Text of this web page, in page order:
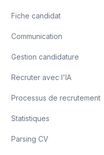
Fiche candidat
Communication
Gestion candidature
Recruter avec l'IA
Processus de recrutement
Statistiques
Parsing CV